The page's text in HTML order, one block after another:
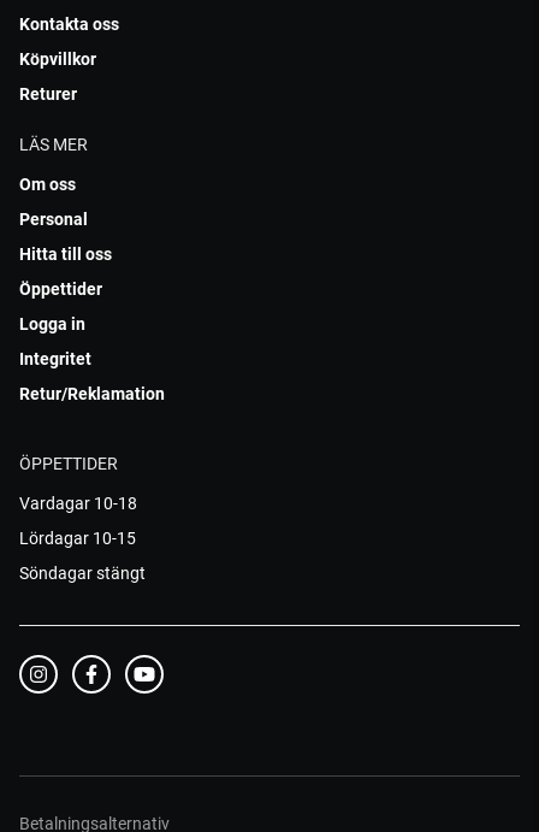
Kontakta oss
Köpvillkor
Returer
LÄS MER
Om oss
Personal
Hitta till oss
Öppettider
Logga in
Integritet
Retur/Reklamation
ÖPPETTIDER
Vardagar 10-18
Lördagar 10-15
Söndagar stängt
Betalningsalternativ